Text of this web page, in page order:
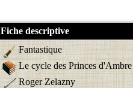
Fiche descriptive
Fantastique
Le cycle des Princes d'Ambre
Roger Zelazny